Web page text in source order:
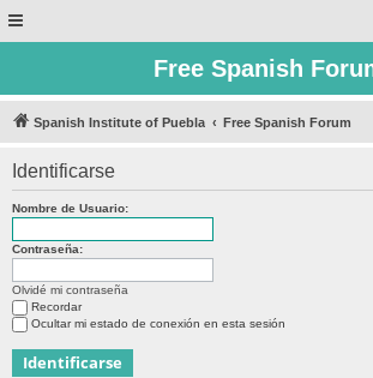
Free Spanish
Spanish Institute of Puebla Free Spanish Forum
Identificarse
Nombre de Usuario:
Contraseña:
Olvidé mi contraseña
Recordar
Ocultar mi estado de conexión en esta sesión